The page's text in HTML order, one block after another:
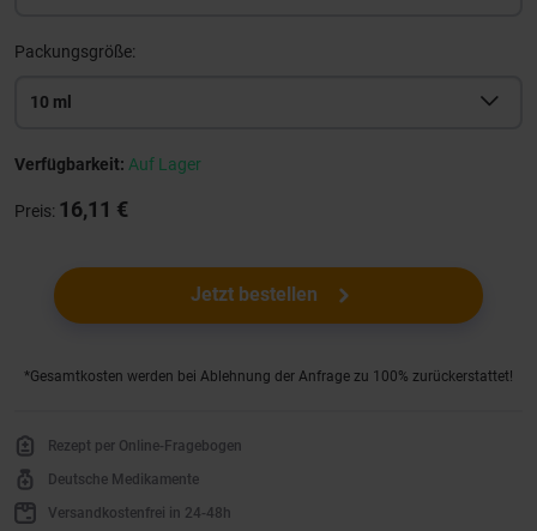
Packungsgröße:
10 ml
Verfügbarkeit: Auf Lager
Preis: 16,11 €
Jetzt bestellen
*Gesamtkosten werden bei Ablehnung der Anfrage zu 100% zurückerstattet!
Rezept per Online-Fragebogen
Deutsche Medikamente
Versandkostenfrei in 24-48h